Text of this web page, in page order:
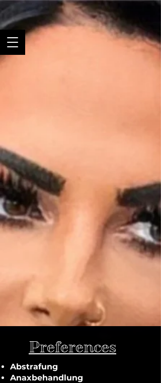
Preferences
Abstrafung
Anaxbehandlung